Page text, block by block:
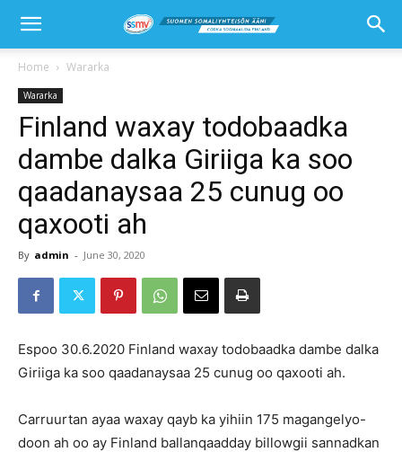
Home Wararka
Wararka
Finland waxay todobaadka
dambe dalka Giriiga ka soo
qaadanaysaa 25 cunug oo
qaxooti ah
By admin - June 30, 2020
Espoo 30.6.2020 Finland waxay todobaadka dambe dalka
Giriiga ka soo qaadanaysaa 25 cunug oo qaxooti ah.
Carruurtan ayaa waxay qayb ka yihiin 175 magangelyo-
doon ah oo ay Finland ballanqaadday billowgii sannadkan